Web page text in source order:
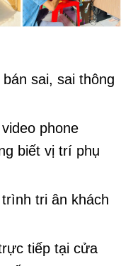
sai, sai thông
phone
biết vị trí phụ
tri ân khách
tiếp tại cửa